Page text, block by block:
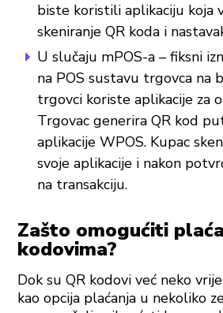
biste koristili aplikaciju koja
skeniranje QR koda i
U slučaju mPOS-a – fiksni
na POS sustavu trgovca na
trgovci koriste aplikacije za
Trgovac generira QR kod
aplikacije WPOS. Kupac
svoje aplikacije i nakon
na transakciju.
Zašto omogućiti
kodovima?
Dok su QR kodovi već neko
kao opcija plaćanja u nekoliko